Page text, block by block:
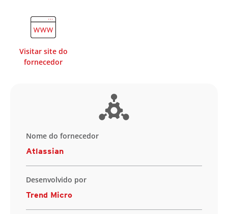
Visitar site do
fornecedor
Nome do fornecedor
Atlassian
Desenvolvido por
Trend Micro